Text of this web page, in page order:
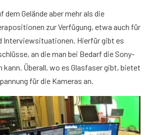
Gelände aber mehr als die
zur Verfügung, etwa auch für
Interviewsituationen. Hierfür gibt es
an die man bei Bedarf die Sony-
kann. Überall, wo es Glasfaser gibt, bietet
für die Kameras an.